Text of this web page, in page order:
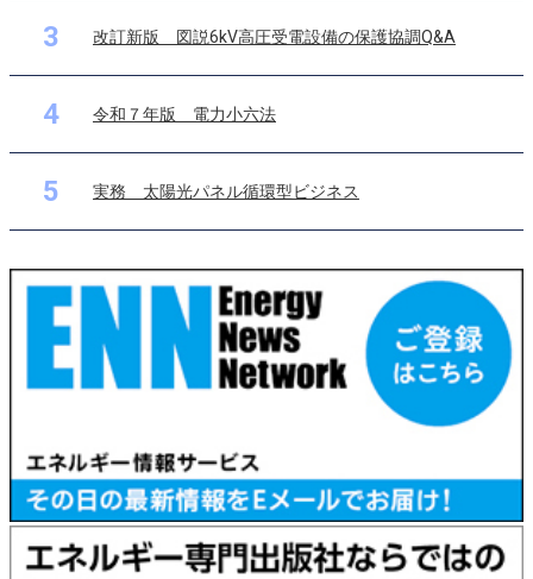
3 改訂新版 図説6kV高圧受電設備の保護協調Q&A
4 令和７年版 電力小六法
5 実務 太陽光パネル循環型ビジネス